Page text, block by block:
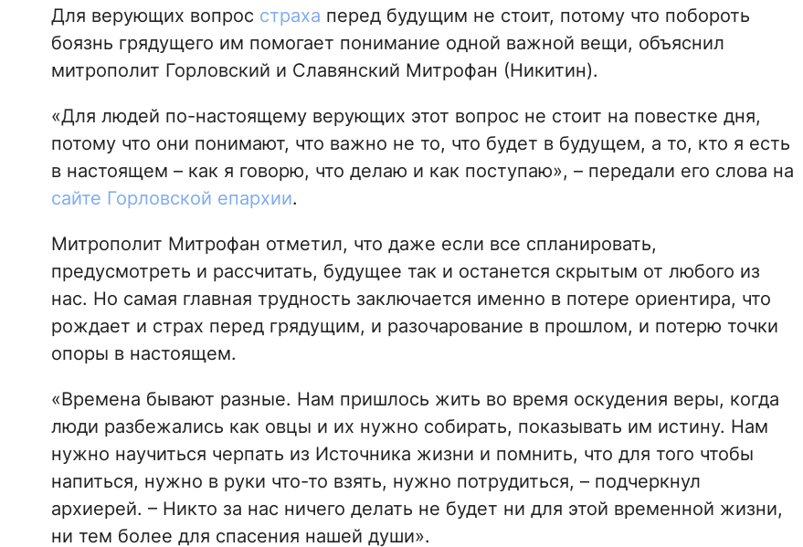
Для верующих вопрос страха перед будущим не стоит, потому что побороть
боязнь грядущего им помогает понимание одной важной вещи, объяснил
митрополит Горловский и Славянский Митрофан (Никитин).
«Для людей по-настоящему верующих этот вопрос не стоит на повестке дня,
потому что они понимают, что важно не то, что будет в будущем, а то, кто я есть
в настоящем – как я говорю, что делаю и как поступаю», – передали его слова на
сайте Горловской епархии.
Митрополит Митрофан отметил, что даже если все спланировать,
предусмотреть и рассчитать, будущее так и останется скрытым от любого из
нас. Но самая главная трудность заключается именно в потере ориентира, что
рождает и страх перед грядущим, и разочарование в прошлом, и потерю точки
опоры в настоящем.
«Времена бывают разные. Нам пришлось жить во время оскудения веры, когда
люди разбежались как овцы и их нужно собирать, показывать им истину. Нам
нужно научиться черпать из Источника жизни и помнить, что для того чтобы
напиться, нужно в руки что-то взять, нужно потрудиться, – подчеркнул
архиерей. – Никто за нас ничего делать не будет ни для этой временной жизни,
ни тем более для спасения нашей души».